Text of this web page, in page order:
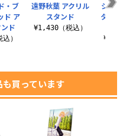
・ブ
ド ア
ド
）
遠野秋葉 アクリル
スタンド
¥1,430（税込）
シエ
タン
買っています